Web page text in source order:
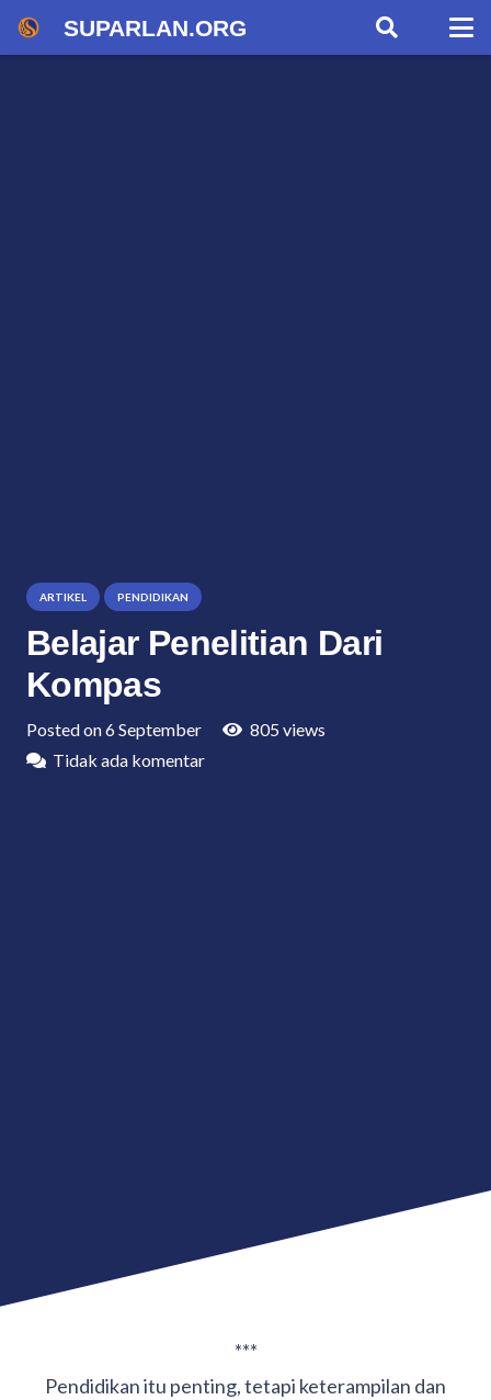
SUPARLAN.ORG
ARTIKEL PENDIDIKAN
Belajar Penelitian Dari
Kompas
Posted on6 September 805 views
Tidak ada komentar
***
Pendidikan itu penting, tetapi keterampilan dan